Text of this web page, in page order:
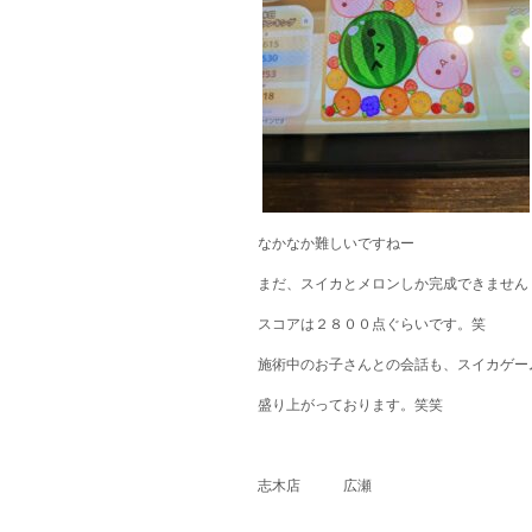
なかなか難しいですねー
まだ、スイカとメロンしか完成できません
スコアは２８００点ぐらいです。笑
施術中のお子さんとの会話も、スイカゲー
盛り上がっております。笑笑
志木店 広瀬